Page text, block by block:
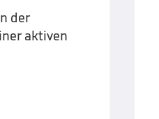
der
aktiven